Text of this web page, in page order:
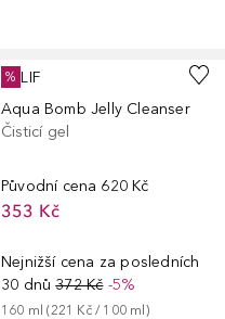
BELIF
Aqua Bomb Jelly Cleanser
Čisticí gel
Původní cena 620 Kč
353 Kč
Nejnižší cena za posledních
30 dnů 372 Kč-5%
160 ml (221 Kč / 100 ml)
%